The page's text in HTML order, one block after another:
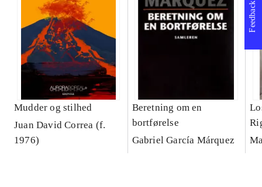
Mudder og stilhed
Juan David Correa (f.
1976)
Beretning om en
bortførelse
Gabriel García Márquez
Feedback